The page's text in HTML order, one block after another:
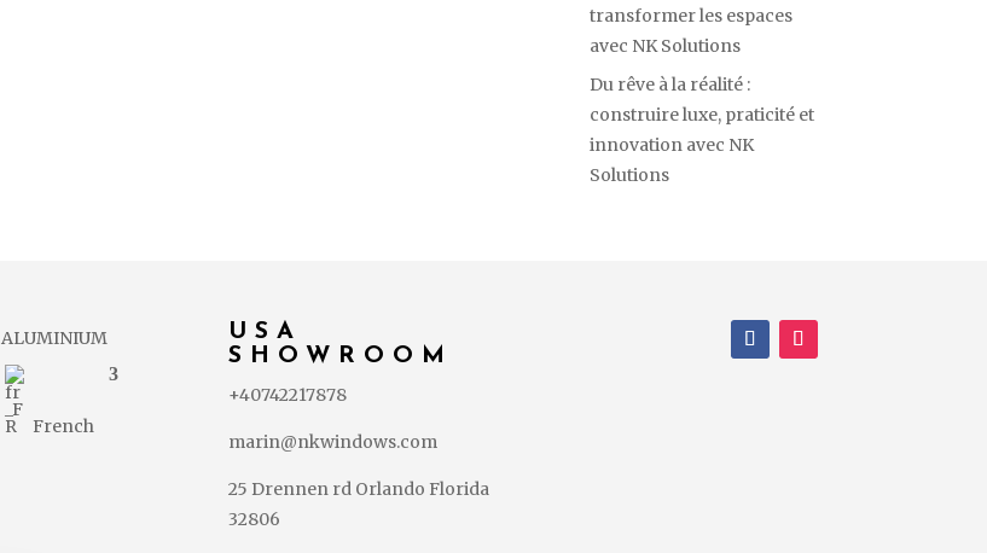
transformer les espaces
avec NK Solutions
Du rêve à la réalité :
construire luxe, praticité et
innovation avec NK
Solutions
ALUMINIUM
French
USA
SHOWROOM
+40742217878
marin@nkwindows.com
25 Drennen rd Orlando Florida
32806